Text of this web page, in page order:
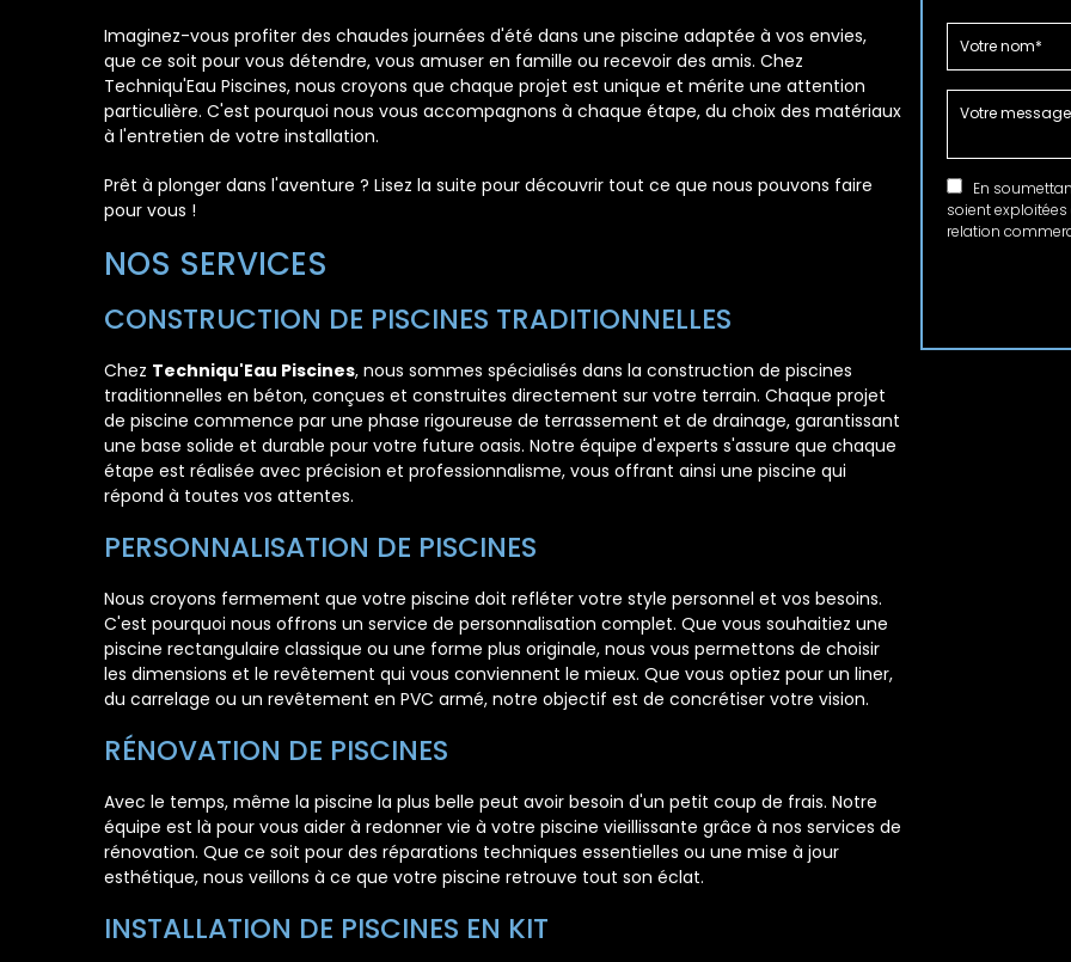
Imaginez-vous profiter des chaudes journées d'été dans une piscine adaptée à vos envies,
que ce soit pour vous détendre, vous amuser en famille ou recevoir des amis. Chez
Techniqu'Eau Piscines, nous croyons que chaque projet est unique et mérite une attention
particulière. C'est pourquoi nous vous accompagnons à chaque étape, du choix des matériaux
à l'entretien de votre installation.
Prêt à plonger dans l'aventure ? Lisez la suite pour découvrir tout ce que nous pouvons faire
pour vous !
NOS SERVICES
CONSTRUCTION DE PISCINES TRADITIONNELLES
Chez Techniqu'Eau Piscines, nous sommes spécialisés dans la construction de piscines
traditionnelles en béton, conçues et construites directement sur votre terrain. Chaque projet
de piscine commence par une phase rigoureuse de terrassement et de drainage, garantissant
une base solide et durable pour votre future oasis. Notre équipe d'experts s'assure que chaque
étape est réalisée avec précision et professionnalisme, vous offrant ainsi une piscine qui
répond à toutes vos attentes.
PERSONNALISATION DE PISCINES
Nous croyons fermement que votre piscine doit refléter votre style personnel et vos besoins.
C'est pourquoi nous offrons un service de personnalisation complet. Que vous souhaitiez une
piscine rectangulaire classique ou une forme plus originale, nous vous permettons de choisir
les dimensions et le revêtement qui vous conviennent le mieux. Que vous optiez pour un liner,
du carrelage ou un revêtement en PVC armé, notre objectif est de concrétiser votre vision.
RÉNOVATION DE PISCINES
Avec le temps, même la piscine la plus belle peut avoir besoin d'un petit coup de frais. Notre
équipe est là pour vous aider à redonner vie à votre piscine vieillissante grâce à nos services de
rénovation. Que ce soit pour des réparations techniques essentielles ou une mise à jour
esthétique, nous veillons à ce que votre piscine retrouve tout son éclat.
INSTALLATION DE PISCINES EN KIT
En
soient
relation